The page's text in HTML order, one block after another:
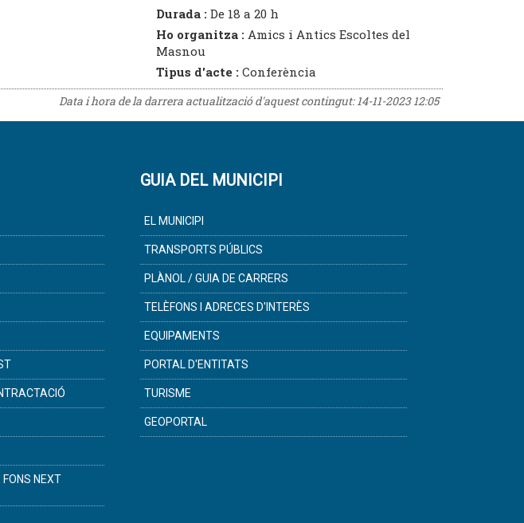
Durada : De 18 a 20 h
Ho organitza : Amics i Antics Escoltes del
Masnou
Tipus d'acte : Conferència
Data i hora de la darrera actualització d'aquest contingut:14-11-2023 12:05
FONS NEXT
GUIA DEL MUNICIPI
EL MUNICIPI
TRANSPORTS PÚBLICS
PLÀNOL / GUIA DE CARRERS
TELÈFONS I ADRECES D'INTERÈS
EQUIPAMENTS
PORTAL D'ENTITATS
TURISME
GEOPORTAL